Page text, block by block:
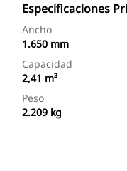
Especificaciones
Ancho
1.650 mm
Capacidad
2,41 m³
Peso
2.209 kg